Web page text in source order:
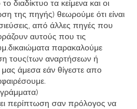
διαδίκτυο τα κείμενα και οι
της πηγής) θεωρούμε ότι είναι
από άλλες πηγές που
αυτούς που τις
παρακαλούμε
τους(των αναρτήσεων ή
άμεσα εάν θίγεστε απο
περίπτωση σαν πρόλογος να